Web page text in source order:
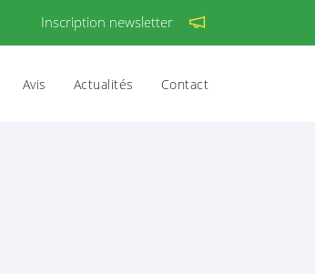
Inscription newsletter
Avis Actualités Contact